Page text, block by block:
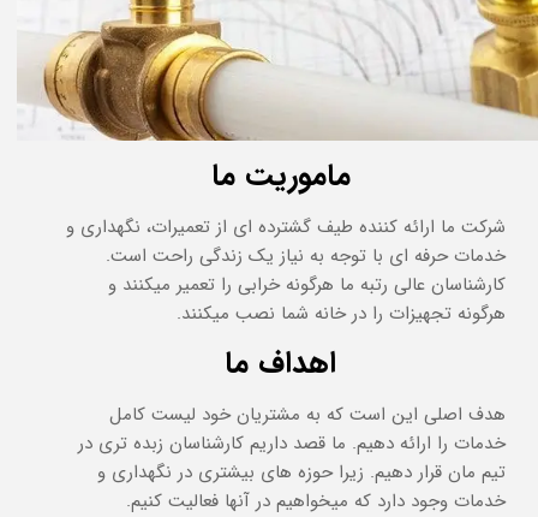
ماموریت ما
شرکت ما ارائه کننده طیف گشترده ای از تعمیرات، نگهداری و
خدمات حرفه ای با توجه به نیاز یک زندگی راحت است.
کارشناسان عالی رتبه ما هرگونه خرابی را تعمیر میکنند و
هرگونه تجهیزات را در خانه شما نصب میکنند.
اهداف ما
هدف اصلی این است که به مشتریان خود لیست کامل
خدمات را ارائه دهیم. ما قصد داریم کارشناسان زبده تری در
تیم مان قرار دهیم. زیرا حوزه های بیشتری در نگهداری و
خدمات وجود دارد که میخواهیم در آنها فعالیت کنیم.